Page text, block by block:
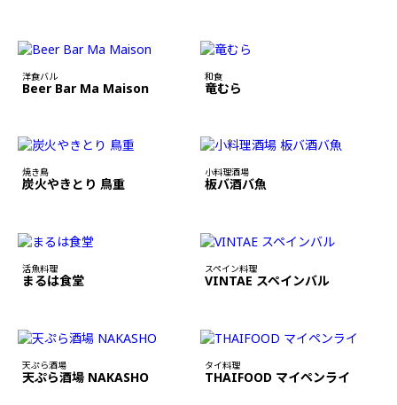
洋食バル
Beer Bar Ma Maison
和食
竜むら
焼き鳥
炭火やきとり 鳥重
小料理酒場
板バ酒バ魚
活魚料理
まるは食堂
スペイン料理
VINTAE スペインバル
天ぷら酒場
天ぷら酒場 NAKASHO
タイ料理
THAIFOOD マイペンライ